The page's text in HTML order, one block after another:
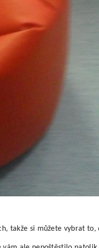
takže si můžete vybrat